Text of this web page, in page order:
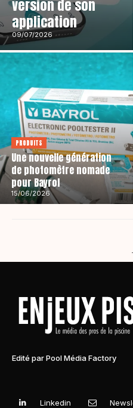
version de son
application
09/07/2026
PRODUITS
Une nouvelle génération
de photomètre nomade
pour Bayrol
15/06/2026
Edité par Pool Média Factory
Linkedin